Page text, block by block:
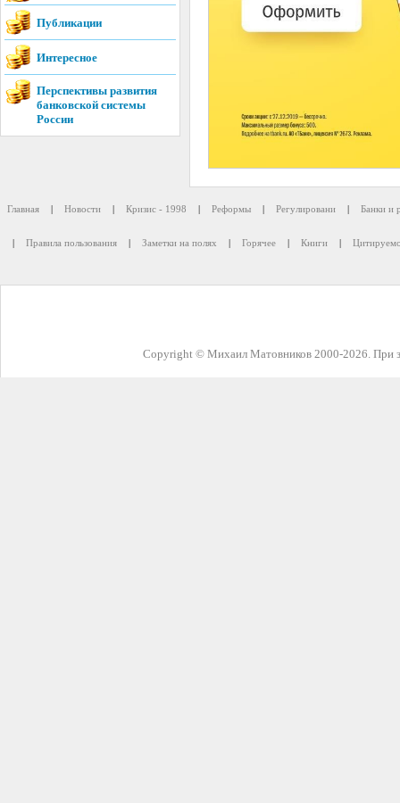
Публикации
Интересное
Перспективы развития
банковской системы
России
Главная | Новости | Кризис - 1998 | Реформы | Регулировани | Банки и
| Правила пользования | Заметки на полях | Горячее | Книги |
Copyright © Михаил Матовников 2000-2026. При